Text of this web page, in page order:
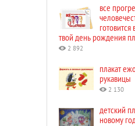
все
готовится
твой день рождения
2 892
плакат
рукавицы
2 130
детский
новому